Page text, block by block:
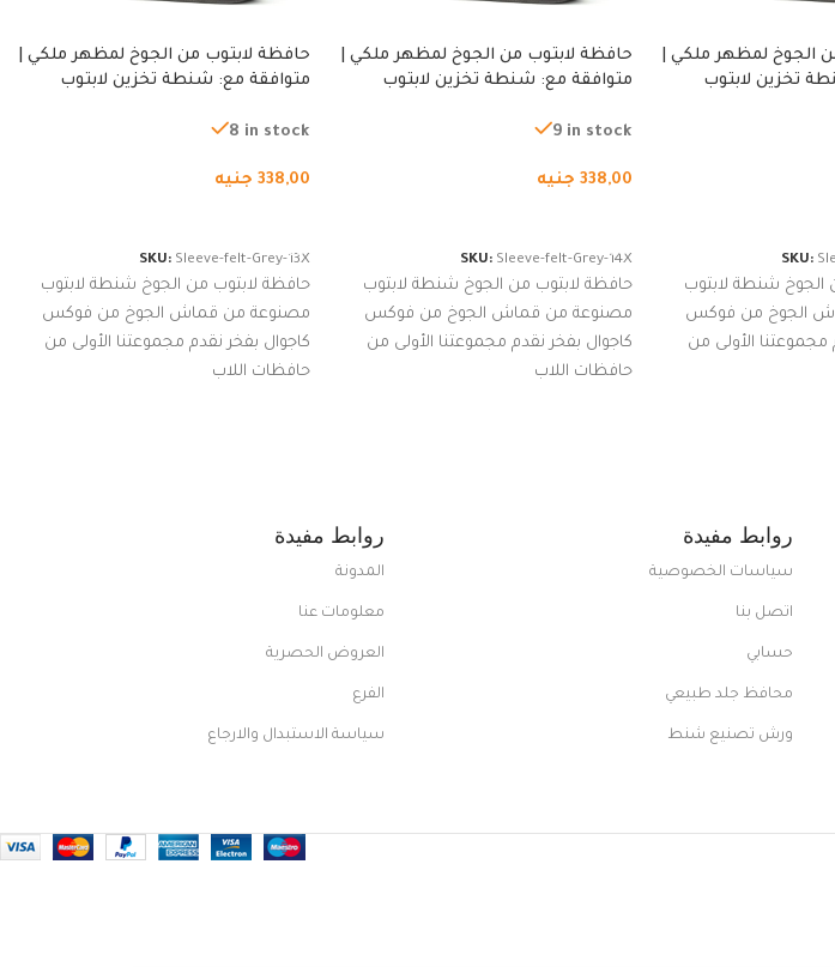
الجوخ لمظهر ملكي |
تخزين لابتوب
بوك والتابلت،
SKU:
الجوخ شنطة لابتوب
الجوخ من فوكس
مجموعتنا الأولى من
حافظة لابتوب من الجوخ لمظهر ملكي |
متوافقة مع: شنطة تخزين لابتوب
من الجوخ لجهاز نوت بوك والتابلت،
9 in stock
338,00 جنيه
SKU: Sleeve-felt-Grey-14X
حافظة لابتوب من الجوخ شنطة لابتوب
مصنوعة من قماش الجوخ من فوكس
كاجوال بفخر نقدم مجموعتنا الأولى من
حافظات اللاب
حافظة لابتوب من الجوخ لمظهر ملكي |
متوافقة مع: شنطة تخزين لابتوب
من الجوخ لجهاز نوت بوك والتابلت،
8 in stock
338,00 جنيه
SKU: Sleeve-felt-Grey-13X
حافظة لابتوب من الجوخ شنطة لابتوب
مصنوعة من قماش الجوخ من فوكس
كاجوال بفخر نقدم مجموعتنا الأولى من
حافظات اللاب
روابط مفيدة
سياسات الخصوصية
اتصل بنا
حسابي
محافظ جلد طبيعي
ورش تصنيع شنط
روابط مفيدة
المدونة
معلومات عنا
العروض الحصرية
الفرع
سياسة الاستبدال والارجاع